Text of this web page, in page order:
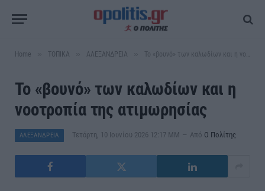
Home ΤΟΠΙΚΑ ΑΛΕΞΑΝΔΡΕΙΑ Το «βουνό» των καλωδίων και η νοοτροπία της ατιμωρησίας
Το «βουνό» των καλωδίων και η
νοοτροπία της ατιμωρησίας
ΑΛΕΞΑΝΔΡΕΙΑ Τετάρτη, 10 Ιουνίου 2026 12:17 ΜΜ Από Ο Πολίτης